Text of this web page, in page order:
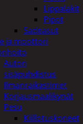
Lippalakit
Pipot
Sadeasut
ja moottori
Auton
sisäpuhdistus
Ilmanraikastimet
Korjausmaalikynät
Pesu
Kiillotuskoneet